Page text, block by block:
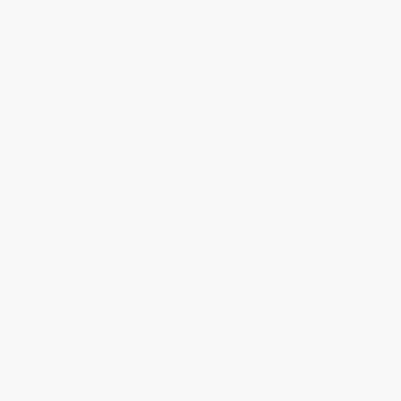
zweiwöchigen Urlaubszeit – bis zum 31.01.2016 bei der
erfolgen.